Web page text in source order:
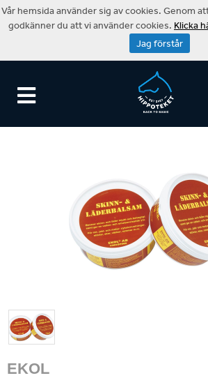
EKOL
Vår hemsida använder sig av cookies. Genom
godkänner du att vi använder cookies. Klicka
Jag förstår